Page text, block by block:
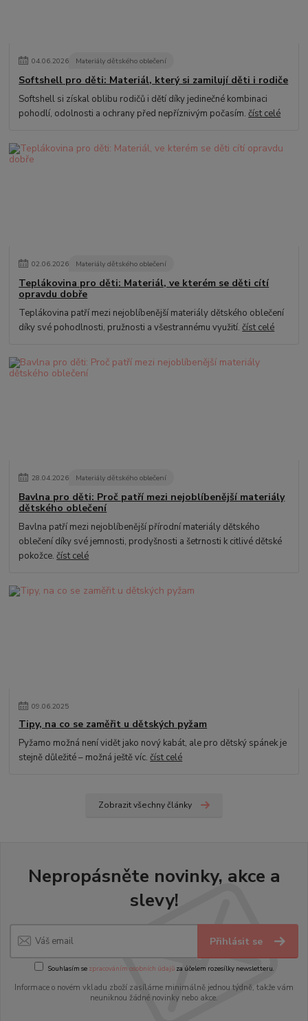
04.06.2026 Materiály dětského oblečení
Softshell pro děti: Materiál, který si zamilují děti i rodiče
Softshell si získal oblibu rodičů i dětí díky jedinečné kombinaci
pohodlí, odolnosti a ochrany před nepříznivým počasím.číst celé
02.06.2026 Materiály dětského oblečení
Teplákovina pro děti: Materiál, ve kterém se děti cítí
opravdu dobře
Teplákovina patří mezi nejoblíbenější materiály dětského oblečení
díky své pohodlnosti, pružnosti a všestrannému využití.číst celé
28.04.2026 Materiály dětského oblečení
Bavlna pro děti: Proč patří mezi nejoblíbenější materiály
dětského oblečení
Bavlna patří mezi nejoblíbenější přírodní materiály dětského
oblečení díky své jemnosti, prodyšnosti a šetrnosti k citlivé dětské
pokožce.číst celé
09.06.2025
Tipy, na co se zaměřit u dětských pyžam
Pyžamo možná není vidět jako nový kabát, ale pro dětský spánek je
stejně důležité – možná ještě víc.číst celé
Zobrazit všechny články
Nepropásněte novinky, akce a
slevy!
Přihlásit se
Souhlasím se zpracováním osobních údajůza účelem rozesílky newsletteru.
Informace o novém vkladu zboží zasíláme minimálně jednou týdně, takže vám
neuniknou žádné novinky nebo akce.